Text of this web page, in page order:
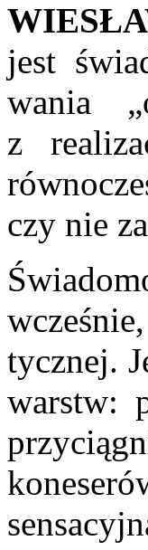
jest
wania
z
czy nie
tycznej.
warstw: